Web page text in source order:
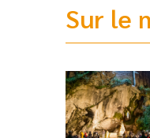
Sur le